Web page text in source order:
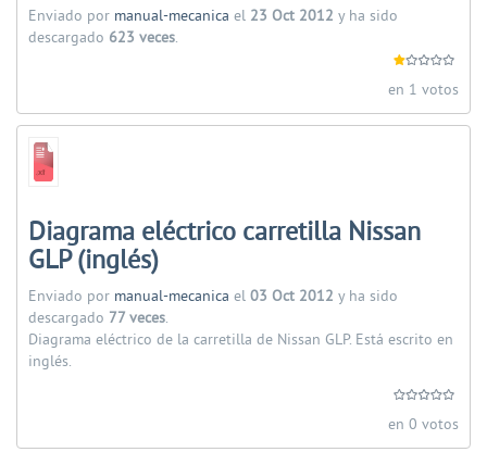
Enviado por manual-mecanica el 23 Oct 2012 y ha sido
descargado 623 veces.
en 1 votos
Diagrama eléctrico carretilla Nissan
GLP (inglés)
Enviado por manual-mecanica el 03 Oct 2012 y ha sido
descargado 77 veces.
Diagrama eléctrico de la carretilla de Nissan GLP. Está escrito en
inglés.
en 0 votos